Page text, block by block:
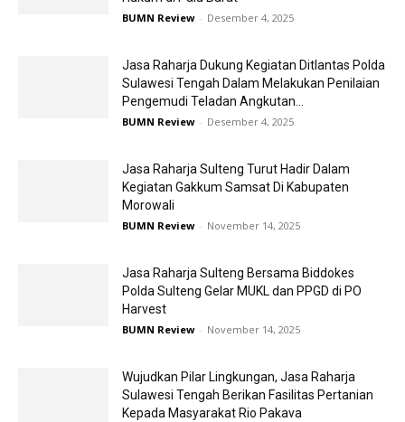
BUMN Review - Desember 4, 2025
Jasa Raharja Dukung Kegiatan Ditlantas Polda
Sulawesi Tengah Dalam Melakukan Penilaian
Pengemudi Teladan Angkutan...
BUMN Review - Desember 4, 2025
Jasa Raharja Sulteng Turut Hadir Dalam
Kegiatan Gakkum Samsat Di Kabupaten
Morowali
BUMN Review - November 14, 2025
Jasa Raharja Sulteng Bersama Biddokes
Polda Sulteng Gelar MUKL dan PPGD di PO
Harvest
BUMN Review - November 14, 2025
Wujudkan Pilar Lingkungan, Jasa Raharja
Sulawesi Tengah Berikan Fasilitas Pertanian
Kepada Masyarakat Rio Pakava